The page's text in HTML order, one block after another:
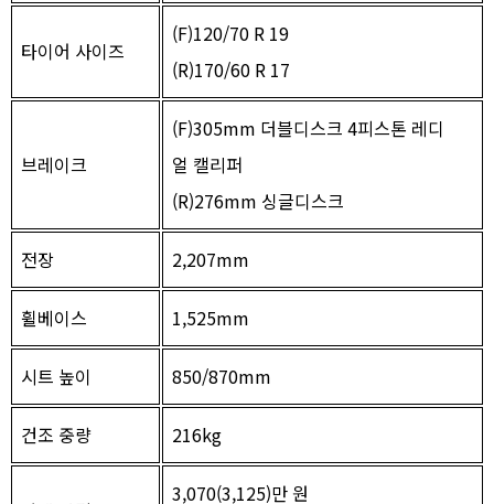
타이어 사이즈
(F)120/70 R 19
(R)170/60 R 17
브레이크
(F)305mm 더블디스크 4피스톤 레디
얼 캘리퍼
(R)276mm 싱글디스크
전장 2,207mm
휠베이스 1,525mm
시트 높이 850/870mm
건조 중량 216kg
3,070(3,125)만 원